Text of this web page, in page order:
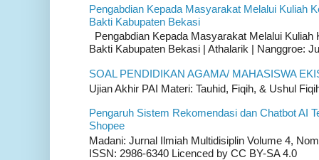
Pengabdian Kepada Masyarakat Melalui Kuliah
Bakti Kabupaten Bekasi
Pengabdian Kepada Masyarakat Melalui
Bakti Kabupaten Bekasi | Athalarik | Nanggroe:
SOAL PENDIDIKAN AGAMA/ MAHASISWA
Ujian Akhir PAI Materi: Tauhid, Fiqih, & Ushul
Pengaruh Sistem Rekomendasi dan Chatbot AI
Shopee
Madani: Jurnal Ilmiah Multidisiplin Volume 4,
ISSN: 2986-6340 Licenced by CC BY-SA